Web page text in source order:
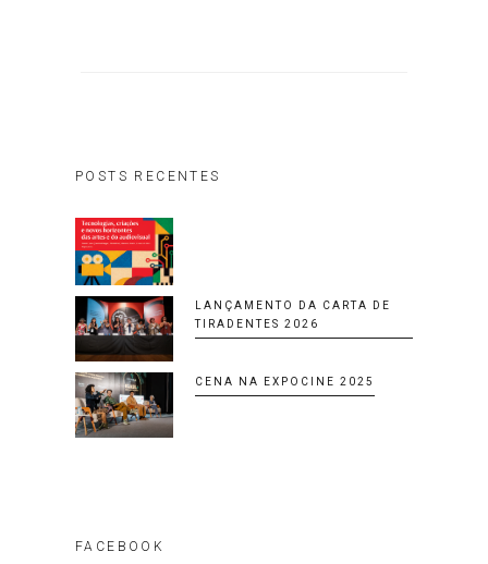
POSTS RECENTES
LANÇAMENTO DA CARTA DE
TIRADENTES 2026
CENA NA EXPOCINE 2025
FACEBOOK